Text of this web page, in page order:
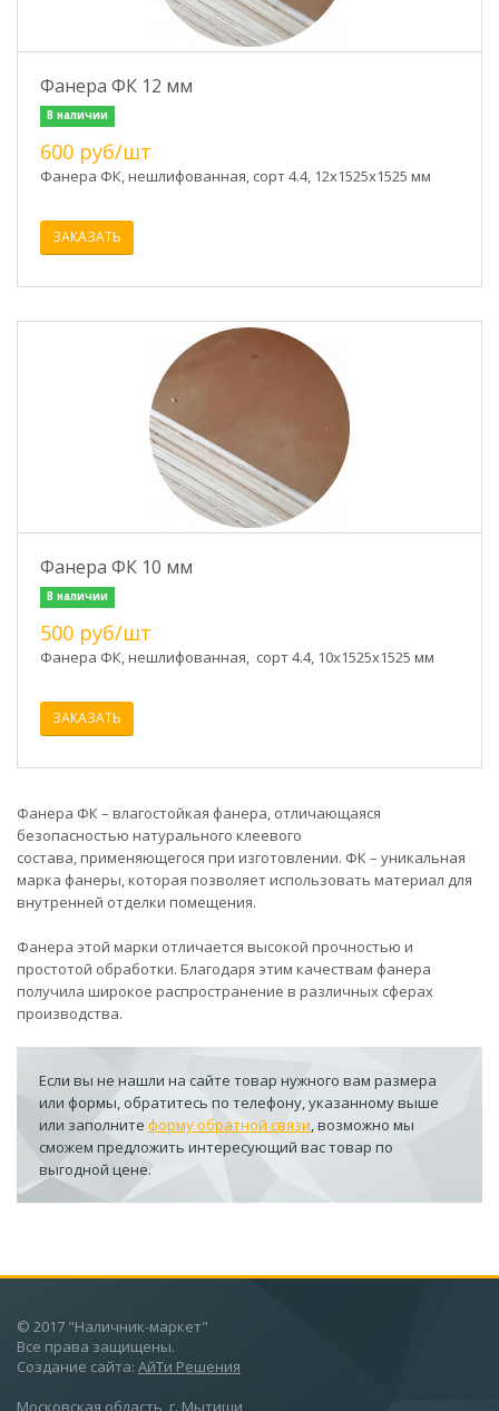
Фанера ФК 12 мм
В наличии
600 руб/шт
Фанера ФК, нешлифованная, сорт 4.4, 12x1525х1525 мм
ЗАКАЗАТЬ
Фанера ФК 10 мм
В наличии
500 руб/шт
Фанера ФК, нешлифованная, сорт 4.4, 10x1525х1525 мм
ЗАКАЗАТЬ
Фанера ФК – влагостойкая фанера, отличающаяся
безопасностью натурального клеевого
состава, применяющегося при изготовлении. ФК – уникальная
марка фанеры, которая позволяет использовать материал для
внутренней отделки помещения.
Фанера этой марки отличается высокой прочностью и
простотой обработки. Благодаря этим качествам фанера
получила широкое распространение в различных сферах
производства.
Если вы не нашли на сайте товар нужного вам размера
или формы, обратитесь по телефону, указанному выше
или заполните форму обратной связи, возможно мы
сможем предложить интересующий вас товар по
выгодной цене.
© 2017 "Наличник-маркет"
Все права защищены.
Создание сайта: АйТи Решения
Московская область, г. Мытищи,